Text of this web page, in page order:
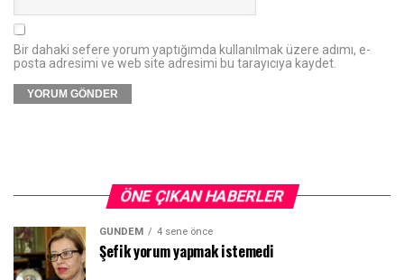
Bir dahaki sefere yorum yaptığımda kullanılmak üzere adımı, e-
posta adresimi ve web site adresimi bu tarayıcıya kaydet.
ÖNE ÇIKAN HABERLER
GÜNDEM 4 sene önce
Şefik yorum yapmak istemedi